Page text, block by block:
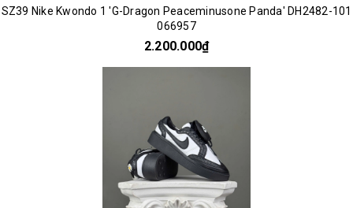
SZ39 Nike Kwondo 1 'G-Dragon Peaceminusone Panda' DH2482-101
066957
2.200.000₫